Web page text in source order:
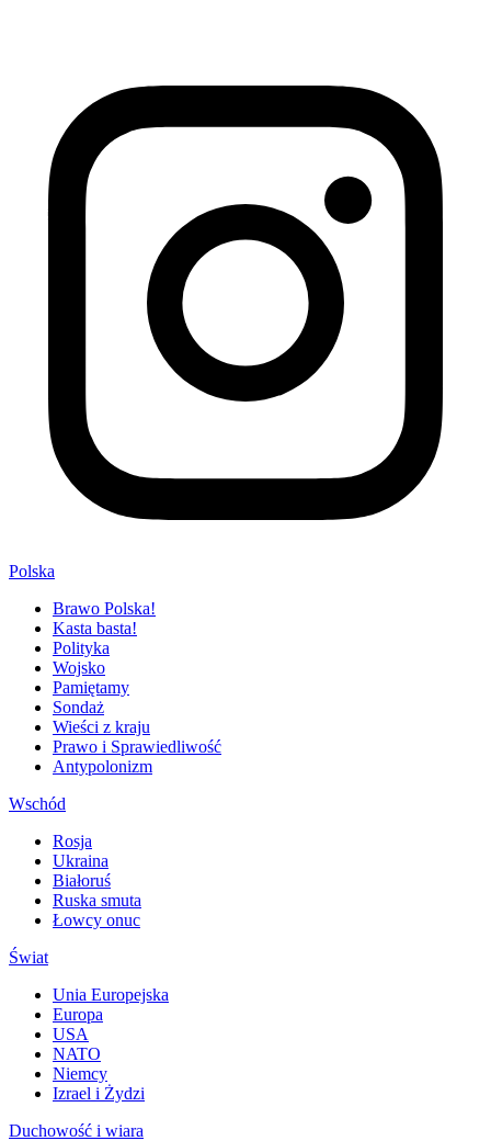
Polska
Brawo Polska!
Kasta basta!
Polityka
Wojsko
Pamiętamy
Sondaż
Wieści z kraju
Prawo i Sprawiedliwość
Antypolonizm
Wschód
Rosja
Ukraina
Białoruś
Ruska smuta
Łowcy onuc
Świat
Unia Europejska
Europa
USA
NATO
Niemcy
Izrael i Żydzi
Duchowość i wiara